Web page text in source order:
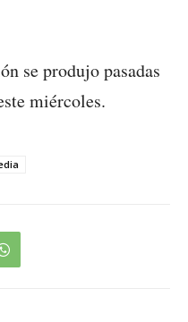
se produjo pasadas
miércoles.